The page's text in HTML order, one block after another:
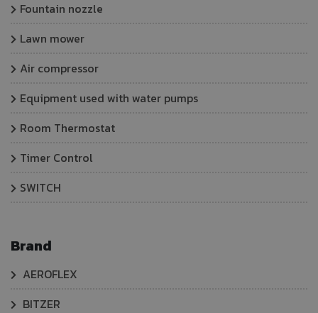
Fountain nozzle
Lawn mower
Air compressor
Equipment used with water pumps
Room Thermostat
Timer Control
SWITCH
Brand
AEROFLEX
BITZER